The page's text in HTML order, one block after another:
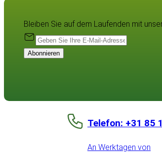
Bleiben Sie auf dem Laufenden mit
Abonnieren
Telefon: +31 85
An Werktagen von